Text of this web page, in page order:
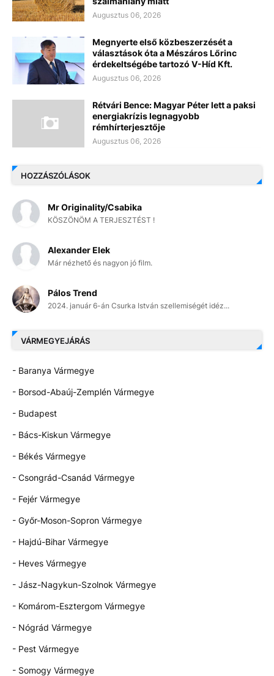
Augusztus 06, 2026
Megnyerte első közbeszerzését a
választások óta a Mészáros Lőrinc
érdekeltségébe tartozó V-Híd Kft.
Augusztus 06, 2026
Rétvári Bence: Magyar Péter lett a paksi
energiakrízis legnagyobb
rémhírterjesztője
Augusztus 06, 2026
HOZZÁSZÓLÁSOK
Mr Originality/Csabika
KÖSZÖNÖM A TERJESZTÉST !
Alexander Elek
Már nézhető és nagyon jó film.
Pálos Trend
2024. január 6-án Csurka István szellemiségét idéz...
VÁRMEGYEJÁRÁS
- Baranya Vármegye
- Borsod-Abaúj-Zemplén Vármegye
- Budapest
- Bács-Kiskun Vármegye
- Békés Vármegye
- Csongrád-Csanád Vármegye
- Fejér Vármegye
- Győr-Moson-Sopron Vármegye
- Hajdú-Bihar Vármegye
- Heves Vármegye
- Jász-Nagykun-Szolnok Vármegye
- Komárom-Esztergom Vármegye
- Nógrád Vármegye
- Pest Vármegye
- Somogy Vármegye